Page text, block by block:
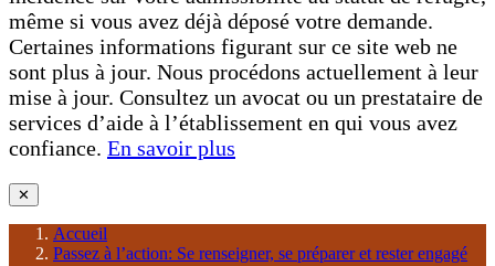
même si vous avez déjà déposé votre demande.
Certaines informations figurant sur ce site web ne
sont plus à jour. Nous procédons actuellement à leur
mise à jour. Consultez un avocat ou un prestataire de
services d’aide à l’établissement en qui vous avez
confiance. En savoir plus
✕
Accueil
Passez à l’action: Se renseigner, se préparer et rester engagé